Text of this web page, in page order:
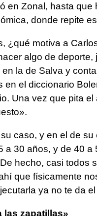
en Zonal, hasta
donde repite
¿qué motiva a
algo de
la de Salva y
en el diccionario
Una vez que pita
caso, y en el de
a 30 años, y de 40
hecho, casi todos
que físicamente
ya no te da
las zapatillas»